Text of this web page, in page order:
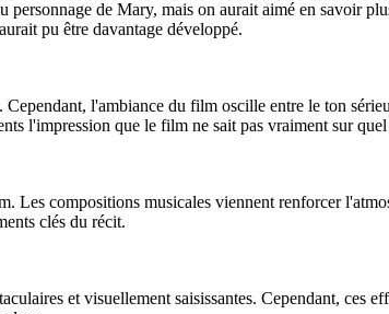
de Mary, mais on aurait aimé en savoir
pu être davantage développé.
l'ambiance du film oscille entre le ton
l'impression que le film ne sait pas vraiment sur quel
compositions musicales viennent renforcer
clés du récit.
et visuellement saisissantes. Cependant, ces